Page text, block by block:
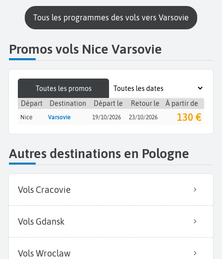
Tous les programmes des vols vers Varsovie
Promos vols Nice Varsovie
Toutes les promos
Départ
Destination Départ le Retour le À partir de
Nice Varsovie 19/10/2026 23/10/2026 130 €
Autres destinations en Pologne
Vols Cracovie
Vols Gdansk
Vols Wroclaw